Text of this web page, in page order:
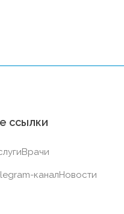
ссылки
Врачи
каналНовости